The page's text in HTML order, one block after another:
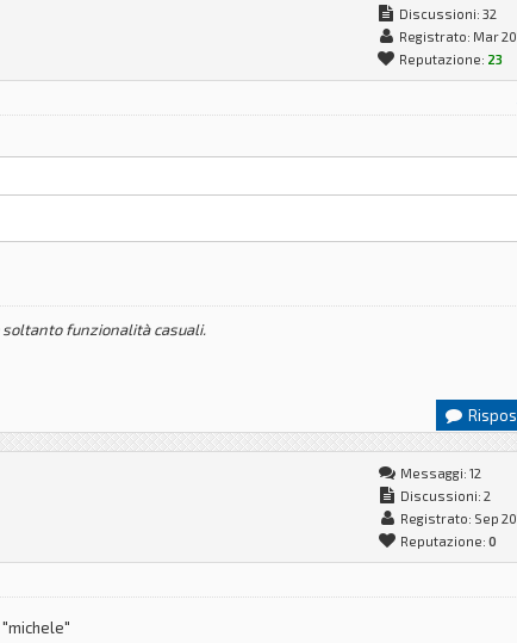
Discussioni: 32
Registrato: Mar
Reputazione: 23
soltanto funzionalità casuali.
Messaggi: 12
Discussioni: 2
Registrato: Sep
Reputazione: 0